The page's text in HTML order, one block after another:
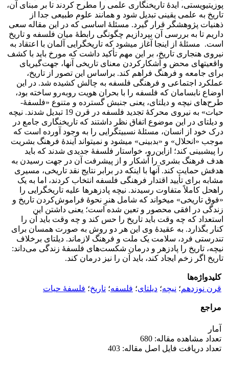
پوزیتیویستی، ایدۀ تاریخ­نگاری علمی را مطرح کردند تا بر مبنای آن،
تاریخ به علمی یقینی تبدیل شود و همانند علوم طبیعی جدا از
ذهنیات پژوهشگر قرار گیرد. مسئلۀ اساسی که در این مقاله سعی
داریم تا به بررسی آن بپردازیم چگونگی رابطۀ میان فلسفه و تاریخ
است. مسئلۀ از اینجا آغاز می­شود که تاریخ­گرایی آلمان با اعتقاد به
نیروی هنجاری تاریخ، بر این مهم تأکید داشت که مورخ باید با کشف
واقعیت­های محض و آشکارکردن معنای تاریخی آنها، جهت‌گیری­ای
برای جامعه و فرهنگ فراهم کند. براساس این تصور از تاریخ،
عملکرد اجتماعی و فرهنگی فلسفه به چالش ­کشیده ­شد. در این
اوضاع نابسامان که فلسفه را با بحران هویت روبه‌رو ساخته بود،
طرح‌های نیچه و دیلتای، یعنی جنبش گسترده و متنوع «فلسفۀ­
حیات» به نیروی محرکۀ­ تجدید فلسفه در قرن 19 تبدیل شدند. نیچه
و دیلتای در این موضوع اتفاق نظر داشتند که تاریخ­نگاری جامع در
درک خود از انسان، مسئلۀ­ نسبیت­گرایی را به وجود آورده است که
موجب «انحلال» و «بدبینی» می­شود و نمی­تواند آیندۀ فرهنگ بشریت
را پیش­بینی کند؛ ازاین‌رو، خواستار فلسفۀ جدیدی شدند که باید
هدف فرهنگ بشری را آشکار و از پیشرفت آن در جهت رسیدن به
هدفش حمایت کند. آنها با اینکه در برابر نتایج نقد تاریخی، مسیری
مشابه برای تأیید اقتدار فرهنگی فلسفه انتخاب کردند، اما به یک
راه­حل کاملاً متفاوت رسیدند. نیچه پادزهرها علیه تاریخ­گرایی را
«فوق تاریخی» می­خواند که شامل هنرِ نحوۀ­ فراموش‌کردن تاریخ و
زندگی در افقی محصور و تعین شده است؛ یعنی داشتن این
استعداد که چه وقت باید تاریخ را حس کند و چه وقت باید آن را
کنار بگذارد. به عقیدۀ وی این هر دو روش به صورت همسان برای
تندرستی فرد، سلامت یک ملت و فرهنگ لازم­اند. دیلتای برخلاف
نیچه، تاریخ را پادزهر و درمان شکست‌های فلسفۀ­ زندگی می‌داند:
تاریخ اگر زخم ایجاد کند، باید آن را نیز درمان کند.
کلیدواژه‌ها
قرن نوزدهم؛ نیچه؛ دیلتای؛ فلسفه؛ تاریخ؛ فلسفۀ حیات
مراجع
آمار
تعداد مشاهده مقاله: 680
تعداد دریافت فایل اصل مقاله: 403